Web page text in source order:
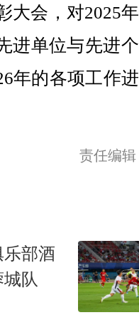
大会，对2025
进单位与先进
年的各项工作
责任编
乐部酒
队